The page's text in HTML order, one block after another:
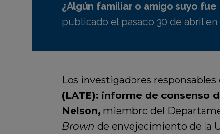
¿Algún familiar o amigo suyo
publicado el pasado 30 de abril en
Los investigadores
(LATE): informe de consenso
Nelson, miembro del
Brown de envejecimiento de la